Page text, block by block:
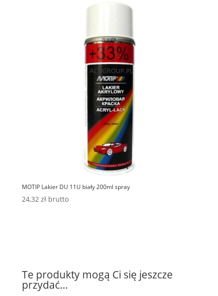
MOTIP Lakier DU 11U biały 200ml spray
24,32 zł brutto
Te produkty mogą Ci się jeszcze
przydać…